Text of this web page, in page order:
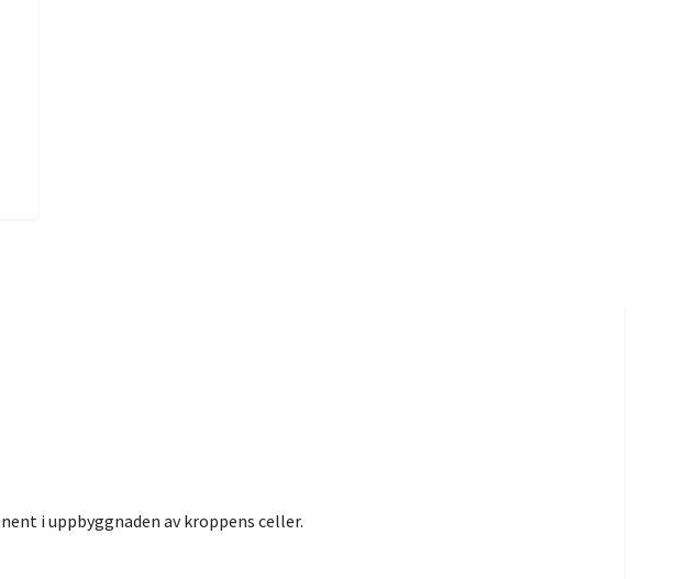
i uppbyggnaden av kroppens celler.